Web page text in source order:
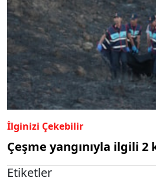
İlginizi Çekebilir
Çeşme yangınıyla ilgili
Etiketler